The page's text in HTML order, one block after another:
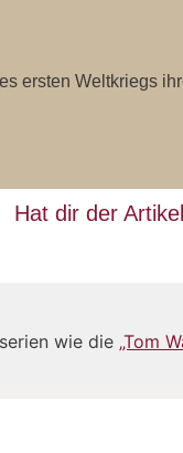
ersten Weltkriegs
Hat dir der
wie die „Tom